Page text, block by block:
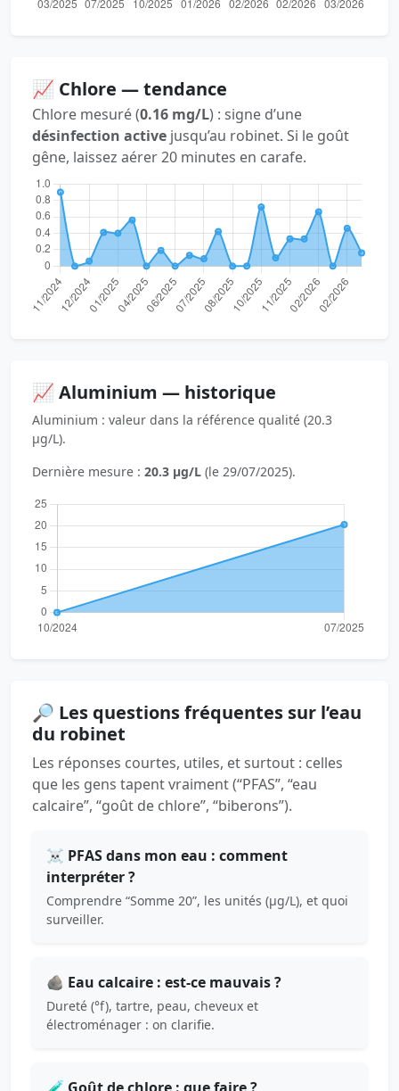
📈 Chlore — tendance
Chlore mesuré (0.16 mg/L) : signe d’une
désinfection active jusqu’au robinet. Si le goût
gêne, laissez aérer 20 minutes en carafe.
📈 Aluminium — historique
Aluminium : valeur dans la référence qualité (20.3
µg/L).
Dernière mesure : 20.3 µg/L (le 29/07/2025).
🔎 Les questions fréquentes sur l’eau
du robinet
Les réponses courtes, utiles, et surtout : celles
que les gens tapent vraiment (“PFAS”, “eau
calcaire”, “goût de chlore”, “biberons”).
☠️ PFAS dans mon eau : comment
interpréter ?
Comprendre “Somme 20”, les unités (µg/L), et quoi
surveiller.
🪨 Eau calcaire : est-ce mauvais ?
Dureté (°f), tartre, peau, cheveux et
électroménager : on clarifie.